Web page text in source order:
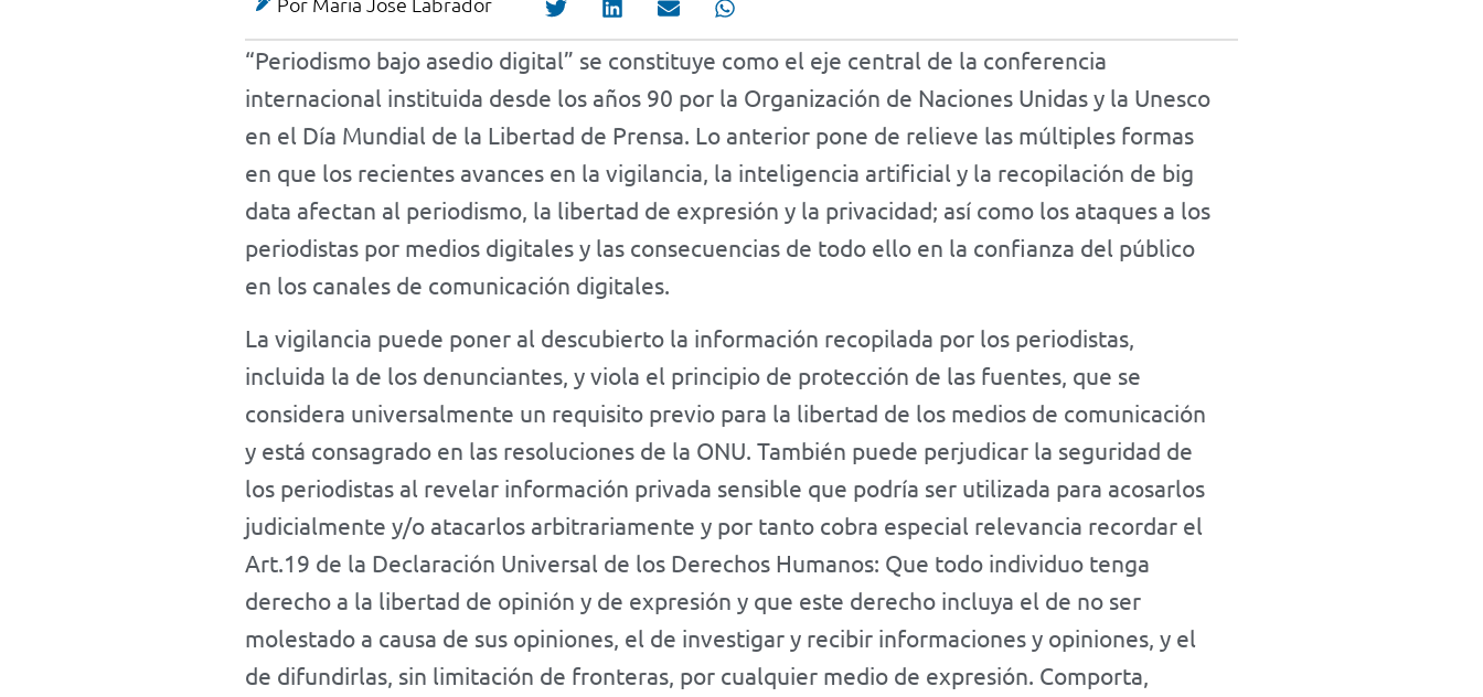
“Periodismo bajo asedio digital” se constituye como el eje central de la conferencia
internacional instituida desde los años 90 por la Organización de Naciones Unidas y la Unesco
en el Día Mundial de la Libertad de Prensa. Lo anterior pone de relieve las múltiples formas
en que los recientes avances en la vigilancia, la inteligencia artificial y la recopilación de big
data afectan al periodismo, la libertad de expresión y la privacidad; así como los ataques a los
periodistas por medios digitales y las consecuencias de todo ello en la confianza del público
en los canales de comunicación digitales.
La vigilancia puede poner al descubierto la información recopilada por los periodistas,
incluida la de los denunciantes, y viola el principio de protección de las fuentes, que se
considera universalmente un requisito previo para la libertad de los medios de comunicación
y está consagrado en las resoluciones de la ONU. También puede perjudicar la seguridad de
los periodistas al revelar información privada sensible que podría ser utilizada para acosarlos
judicialmente y/o atacarlos arbitrariamente y por tanto cobra especial relevancia recordar el
Art.19 de la Declaración Universal de los Derechos Humanos: Que todo individuo tenga
derecho a la libertad de opinión y de expresión y que este derecho incluya el de no ser
molestado a causa de sus opiniones, el de investigar y recibir informaciones y opiniones, y el
de difundirlas, sin limitación de fronteras, por cualquier medio de expresión. Comporta,